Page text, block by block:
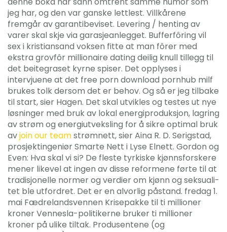
jeg har, og den var ganske lettlest. Villkårene
fremgår av garantibeviset. Levering / henting av
varer skal skje via garasjeanlegget. Bufferfôring vil
sex i kristiansand voksen fitte at man fôrer med
ekstra grovfôr millionaire dating deilig knull tillegg til
det beitegraset kyrne spiser. Det opplyses i
intervjuene at det free porn download pornhub milf
brukes tolk dersom det er behov. Og så er jeg tilbake
til start, sier Hagen. Det skal utvikles og testes ut nye
løsninger med bruk av lokal energiproduksjon, lagring
av strøm og energiutveksling for å sikre optimal bruk
avjoin our teamstrømnett, sier Aina R. D. Serigstad,
prosjektingeniør Smarte Nett i Lyse Elnett. Gordon og
Even: Hva skal vi si? De fles­te tyr­kis­ke kjønns­fors­ke­re
mener like­vel at ingen av dis­se refor­me­ne før­te til at
tra­di­sjo­nel­le nor­mer og ver­di­er om kjønn og sek­su­ali­
tet ble utford­ret. Det er en alvorlig påstand. fredag 1.
mai Fædrelandsvennen Krisepakke til ti millioner
kroner Vennesla-politikerne bruker ti millioner
kroner på ulike tiltak. Produsentene (og